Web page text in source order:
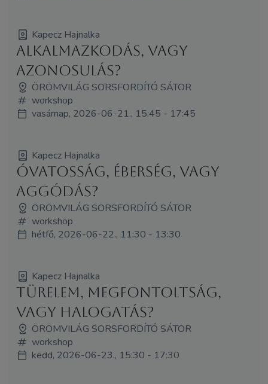
Kapecz Hajnalka
Alkalmazkodás, vagy
azonosulás?
ÖRÖMVILÁG SORSFORDÍTÓ SÁTOR
workshop
vasárnap, 2026-06-21., 15:45 - 17:45
Kapecz Hajnalka
Óvatosság, éberség, vagy
aggódás?
ÖRÖMVILÁG SORSFORDÍTÓ SÁTOR
workshop
hétfő, 2026-06-22., 11:30 - 13:30
Kapecz Hajnalka
Türelem, megfontoltság,
vagy halogatás?
ÖRÖMVILÁG SORSFORDÍTÓ SÁTOR
workshop
kedd, 2026-06-23., 15:30 - 17:30